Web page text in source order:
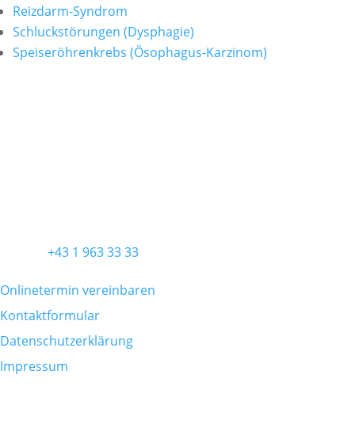
Reizdarm-Syndrom
Schluckstörungen (Dysphagie)
Speiseröhrenkrebs (Ösophagus-Karzinom)
+43 1 963 33 33
Onlinetermin vereinbaren
Kontaktformular
Datenschutzerklärung
Impressum